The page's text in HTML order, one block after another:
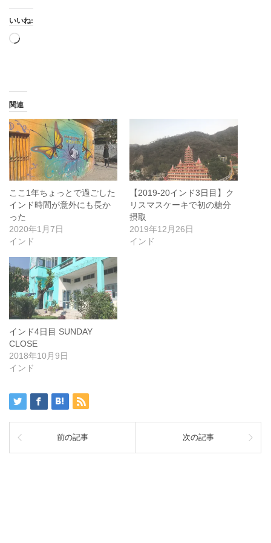
いいね:
読
関連
ここ1年ちょっとで過ごした
インド時間が意外にも長か
った
2020年1月7日
インド
【2019-20インド3日目】ク
リスマスケーキで初の糖分
摂取
2019年12月26日
インド
インド4日目 SUNDAY
CLOSE
2018年10月9日
インド
前の記事 次の記事